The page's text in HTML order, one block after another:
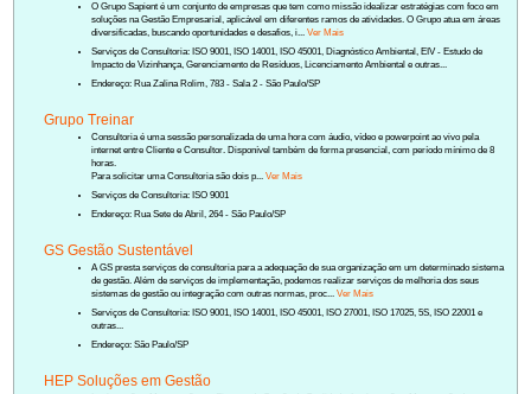
O Grupo Sapient é um conjunto de empresas que tem como missão idealizar estratégias com foco em
soluções na Gestão Empresarial, aplicável em diferentes ramos de atividades. O Grupo atua em áreas
diversificadas, buscando oportunidades e desafios, i...Ver Mais
Serviços de Consultoria: ISO 9001, ISO 14001, ISO 45001, Diagnóstico Ambiental, EIV - Estudo de
Impacto de Vizinhança, Gerenciamento de Resíduos, Licenciamento Ambiental e outras...
Endereço: Rua Zalina Rolim, 783 - Sala 2 - São Paulo/SP
Grupo Treinar
Consultoria é uma sessão personalizada de uma hora com áudio, vídeo e powerpoint ao vivo pela
internet entre Cliente e Consultor. Disponível também de forma presencial, com período mínimo de 8
horas.
Para solicitar uma Consultoria são dois p...Ver Mais
Serviços de Consultoria: ISO 9001
Endereço: Rua Sete de Abril, 264 - São Paulo/SP
GS Gestão Sustentável
A GS presta serviços de consultoria para a adequação de sua organização em um determinado sistema
de gestão. Além de serviços de implementação, podemos realizar serviços de melhoria dos seus
sistemas de gestão ou integração com outras normas, proc...Ver Mais
Serviços de Consultoria: ISO 9001, ISO 14001, ISO 45001, ISO 27001, ISO 17025, 5S, ISO 22001 e
outras...
Endereço: São Paulo/SP
HEP Soluções em Gestão